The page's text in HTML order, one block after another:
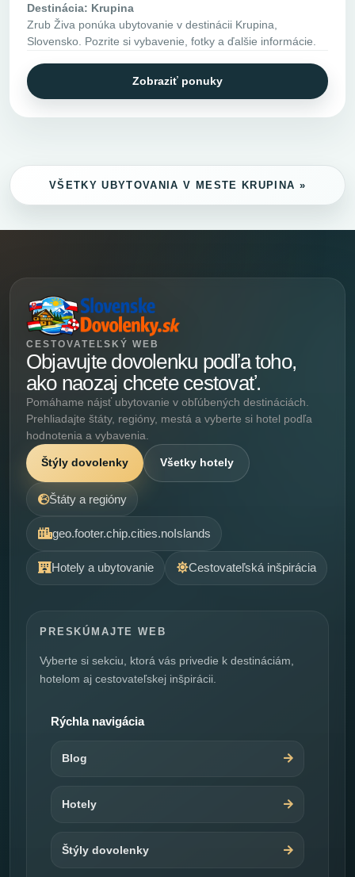
Destinácia: Krupina
Zrub Živa ponúka ubytovanie v destinácii Krupina,
Slovensko. Pozrite si vybavenie, fotky a ďalšie informácie.
Zobraziť ponuky
VŠETKY UBYTOVANIA V MESTE KRUPINA »
CESTOVATEĽSKÝ WEB
Objavujte dovolenku podľa toho,
ako naozaj chcete cestovať.
Pomáhame nájsť ubytovanie v obľúbených destináciách.
Prehliadajte štáty, regióny, mestá a vyberte si hotel podľa
hodnotenia a vybavenia.
Štýly dovolenky Všetky hotely
Štáty a regióny
geo.footer.chip.cities.noIslands
Hotely a ubytovanie Cestovateľská inšpirácia
PRESKÚMAJTE WEB
Vyberte si sekciu, ktorá vás privedie k destináciám,
hotelom aj cestovateľskej inšpirácii.
Rýchla navigácia
Blog
Hotely
Štýly dovolenky